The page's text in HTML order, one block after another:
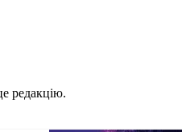
редакцію.